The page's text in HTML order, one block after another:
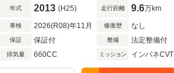
年式 2013 (H25) 走行距離 9.6万km
車検 2026(R08)年11月 修復歴 なし
保証 保証付 整備 法定整備付
排気量 660CC ミッション インパネCVT